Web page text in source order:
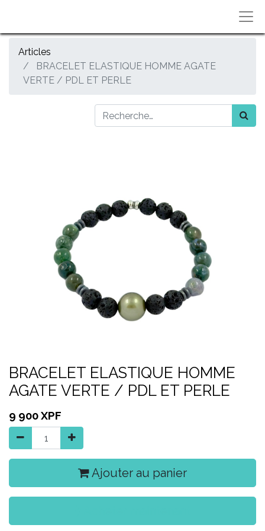
Articles
BRACELET ELASTIQUE HOMME AGATE
VERTE / PDL ET PERLE
BRACELET ELASTIQUE HOMME
AGATE VERTE / PDL ET PERLE
9 900XPF
Ajouter au panier